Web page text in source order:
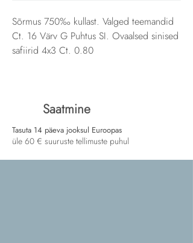
Sõrmus 750‰ kullast. Valged teemandid
Ct. 16 Värv G Puhtus SI. Ovaalsed sinised
safiirid 4x3 Ct. 0.80
Saatmine
Tasuta 14 päeva jooksul Euroopas
üle 60 € suuruste tellimuste puhul